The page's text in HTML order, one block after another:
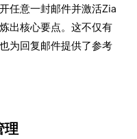
任意一封邮件并激活Zia
出核心要点。这不仅有
为回复邮件提供了参考
理